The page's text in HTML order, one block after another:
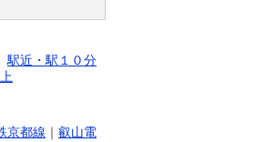
駅近・駅１０分
京都線 ｜ 叡山電